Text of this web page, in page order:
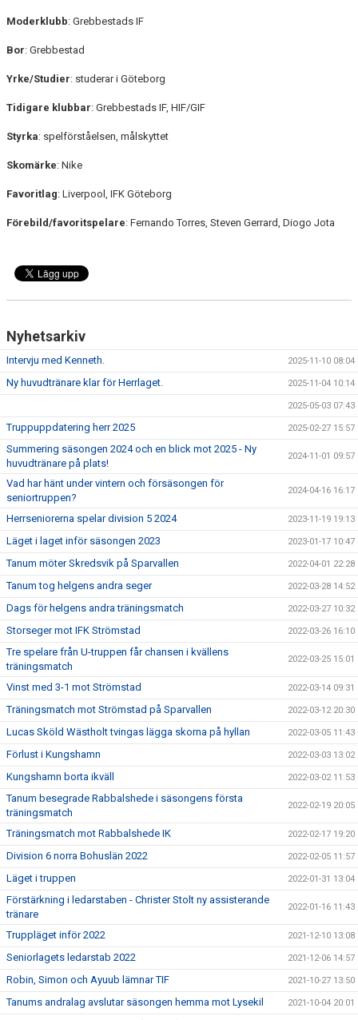
Moderklubb: Grebbestads IF
Bor: Grebbestad
Yrke/Studier: studerar i Göteborg
Tidigare klubbar: Grebbestads IF, HIF/GIF
Styrka: spelförståelsen, målskyttet
Skomärke: Nike
Favoritlag: Liverpool, IFK Göteborg
Förebild/favoritspelare: Fernando Torres, Steven Gerrard, Diogo Jota
Nyhetsarkiv
Intervju med Kenneth. 2025-11-10 08:04
Ny huvudtränare klar för Herrlaget. 2025-11-04 10:14
2025-05-03 07:43
Truppuppdatering herr 2025 2025-02-27 15:57
Summering säsongen 2024 och en blick mot 2025 - Ny
huvudtränare på plats!
2024-11-01 09:57
Vad har hänt under vintern och försäsongen för
seniortruppen?
2024-04-16 16:17
Herrseniorerna spelar division 5 2024 2023-11-19 19:13
Läget i laget inför säsongen 2023 2023-01-17 10:47
Tanum möter Skredsvik på Sparvallen 2022-04-01 22:28
Tanum tog helgens andra seger 2022-03-28 14:52
Dags för helgens andra träningsmatch 2022-03-27 10:32
Storseger mot IFK Strömstad 2022-03-26 16:10
Tre spelare från U-truppen får chansen i kvällens
träningsmatch
2022-03-25 15:01
Vinst med 3-1 mot Strömstad 2022-03-14 09:31
Träningsmatch mot Strömstad på Sparvallen 2022-03-12 20:30
Lucas Sköld Wästholt tvingas lägga skorna på hyllan 2022-03-05 11:43
Förlust i Kungshamn 2022-03-03 13:02
Kungshamn borta ikväll 2022-03-02 11:53
Tanum besegrade Rabbalshede i säsongens första
träningsmatch
2022-02-19 20:05
Träningsmatch mot Rabbalshede IK 2022-02-17 19:20
Division 6 norra Bohuslän 2022 2022-02-05 11:57
Läget i truppen 2022-01-31 13:04
Förstärkning i ledarstaben - Christer Stolt ny assisterande
tränare
2022-01-16 11:43
Truppläget inför 2022 2021-12-10 13:08
Seniorlagets ledarstab 2022 2021-12-06 14:57
Robin, Simon och Ayuub lämnar TIF 2021-10-27 13:50
Tanums andralag avslutar säsongen hemma mot Lysekil 2021-10-04 20:01